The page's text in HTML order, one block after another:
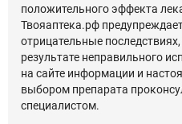
положительного эффекта
Твояаптека.рф
отрицательные
результате неправильного
на сайте информации и
выбором препарата
специалистом.